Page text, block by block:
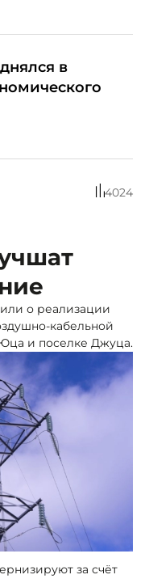
в
4024
о реализации
кабельной
и поселке Джуца.
за счёт